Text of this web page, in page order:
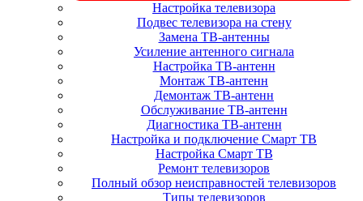
Настройка телевизора
Подвес телевизора на стену
Замена ТВ-антенны
Усиление антенного сигнала
Настройка ТВ-антенн
Монтаж ТВ-антенн
Демонтаж ТВ-антенн
Обслуживание ТВ-антенн
Диагностика ТВ-антенн
Настройка и подключение Смарт ТВ
Настройка Смарт ТВ
Ремонт телевизоров
Полный обзор неисправностей телевизоров
Типы телевизоров